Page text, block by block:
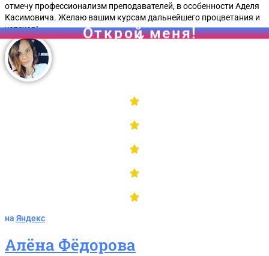
отмечу профессионализм преподавателей, в особенности Аделя
Касимовича. Желаю вашим курсам дальнейшего процветания и
успехов!
на Яндекс
Алёна Фёдорова